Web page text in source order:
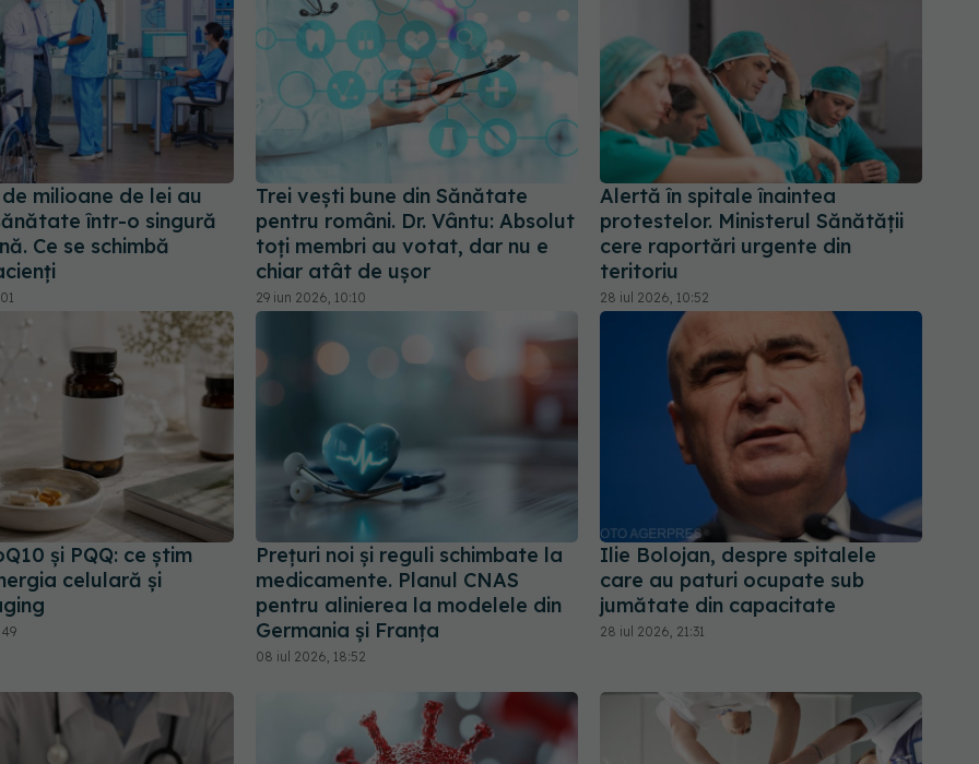
milioane de lei au
într-o singură
Ce se schimbă
Trei vești bune din Sănătate
pentru români. Dr. Vântu: Absolut
toți membri au votat, dar nu e
chiar atât de ușor
29 iun 2026, 10:10
Alertă în spitale înaintea
protestelor. Ministerul Sănătății
cere raportări urgente din
teritoriu
28 iul 2026, 10:52
și PQQ: ce știm
celulară și
Prețuri noi și reguli schimbate la
medicamente. Planul CNAS
pentru alinierea la modelele din
Germania și Franța
08 iul 2026, 18:52
Ilie Bolojan, despre spitalele
care au paturi ocupate sub
jumătate din capacitate
28 iul 2026, 21:31